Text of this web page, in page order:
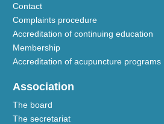
Contact
Complaints procedure
Accreditation of continuing education
Membership
Accreditation of acupuncture programs
Association
The board
The secretariat